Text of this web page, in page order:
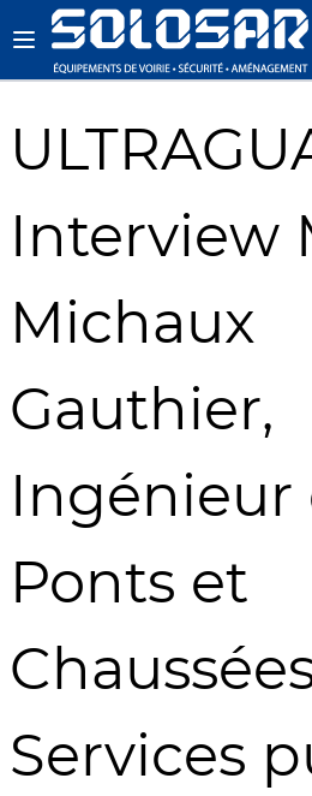
Interview
Michaux
Gauthier,
Ingénieur
Ponts et
Services